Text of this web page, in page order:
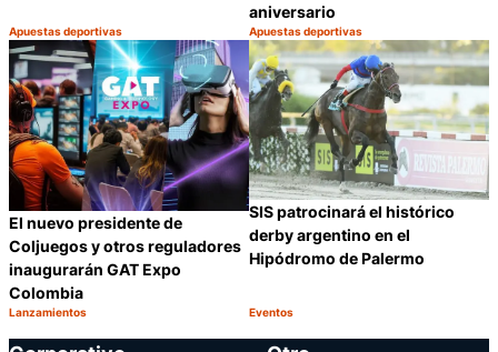
Categoría:
Apuestas deportivas
Compartir
aniversario
Categoría:
Apuestas deportivas
El nuevo presidente de
Coljuegos y otros reguladores
inaugurarán GAT Expo
Colombia
Categoría:
Lanzamientos
SIS patrocinará el histórico
derby argentino en el
Hipódromo de Palermo
Categoría:
Eventos